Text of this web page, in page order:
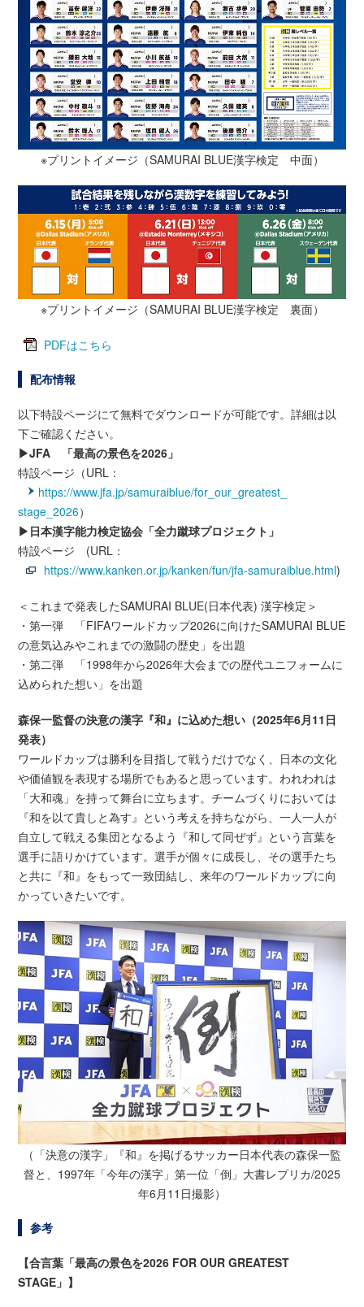
※プリントイメージ（SAMURAI BLUE漢字検定 中面）
※プリントイメージ（SAMURAI BLUE漢字検定 裏面）
PDFはこちら
配布情報
以下特設ページにて無料でダウンロードが可能です。詳細は以
下ご確認ください。
▶JFA 「最高の景色を2026」
特設ページ（URL：
https://www.jfa.jp/samuraiblue/for_our_greatest_
stage_2026）
▶日本漢字能力検定協会「全力蹴球プロジェクト」
特設ページ (URL：
https://www.kanken.or.jp/kanken/fun/jfa-samuraiblue.html)
＜これまで発表したSAMURAI BLUE(日本代表) 漢字検定＞
・第一弾 「FIFAワールドカップ2026に向けたSAMURAI BLUE
の意気込みやこれまでの激闘の歴史」を出題
・第二弾 「1998年から2026年大会までの歴代ユニフォームに
込められた想い」を出題
森保一監督の決意の漢字『和』に込めた想い（2025年6月11日
発表）
ワールドカップは勝利を目指して戦うだけでなく、日本の文化
や価値観を表現する場所でもあると思っています。われわれは
「大和魂」を持って舞台に立ちます。チームづくりにおいては
『和を以て貴しと為す』という考えを持ちながら、一人一人が
自立して戦える集団となるよう『和して同ぜず』という言葉を
選手に語りかけています。選手が個々に成長し、その選手たち
と共に『和』をもって一致団結し、来年のワールドカップに向
かっていきたいです。
（「決意の漢字」『和』を掲げるサッカー日本代表の森保一監
督と、1997年「今年の漢字」第一位「倒」 大書レプリカ/2025
年6月11日撮影）
参考
【合言葉「最高の景色を2026 FOR OUR GREATEST
STAGE」】